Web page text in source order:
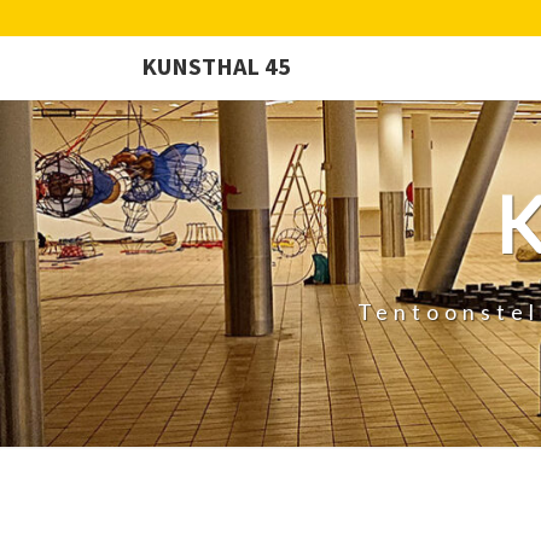
KUNSTHAL 45